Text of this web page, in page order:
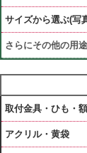
サイズから選ぶ(写
さらにその他の用
取付金具・ひも・
アクリル・黄袋